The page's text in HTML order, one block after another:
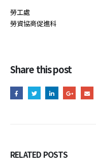
勞工處
勞資協商促進科
Share this post
RELATED POSTS